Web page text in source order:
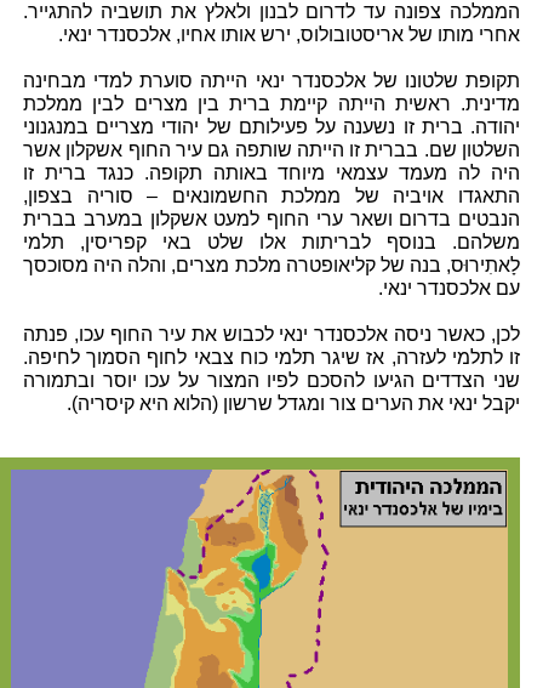
הממלכה צפונה עד לדרום לבנון ולאלץ את תושביה להתגייר.
אחרי מותו של אריסטובולוס, ירש אותו אחיו, אלכסנדר ינאי.
תקופת שלטונו של אלכסנדר ינאי הייתה סוערת למדי מבחינה
מדינית. ראשית הייתה קיימת ברית בין מצרים לבין ממלכת
יהודה. ברית זו נשענה על פעילותם של יהודי מצריים במנגנוני
השלטון שם. בברית זו הייתה שותפה גם עיר החוף אשקלון אשר
היה לה מעמד עצמאי מיוחד באותה תקופה. כנגד ברית זו
התאגדו אויביה של ממלכת החשמונאים – סוריה בצפון,
הנבטים בדרום ושאר ערי החוף למעט אשקלון במערב בברית
משלהם. בנוסף לבריתות אלו שלט באי קפריסין, תלמי
לָאתִירוּס, בנה של קליאופטרה מלכת מצרים, והלה היה מסוכסך
עם אלכסנדר ינאי.
לכן, כאשר ניסה אלכסנדר ינאי לכבוש את עיר החוף עכו, פנתה
זו לתלמי לעזרה, אז שיגר תלמי כוח צבאי לחוף הסמוך לחיפה.
שני הצדדים הגיעו להסכם לפיו המצור על עכו יוסר ובתמורה
יקבל ינאי את הערים צור ומגדל שרשון (הלוא היא קיסריה).